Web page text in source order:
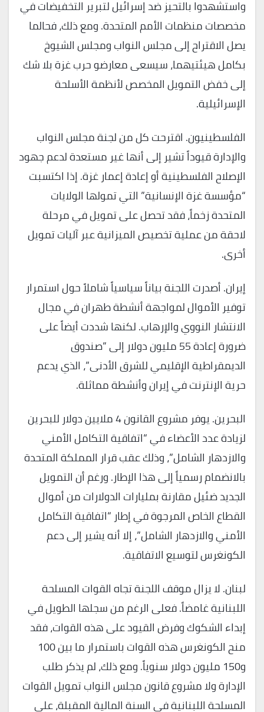
واستشهدوا بالتحيز ضد إسرائيل لتبرير التخفيضات في
مخصصات منظمات الأمم المتحدة. ومع ذلك، فحالما
يصل الاقتراح إلى مجلس النواب ومجلس الشيوخ
بكامل هيئتيهما، سيسعى معارضو حرب غزة بلا شك
إلى خفض التمويل المخصص لأنظمة الأسلحة
الإسرائيلية.
الفلسطينيون. اقترحت كل من لجنة مجلس النواب
والإدارة قيوداً تشير إلى أنها غير مستعدة لدعم جهود
الإصلاح الفلسطينية أو إعادة إعمار غزة. إذا اكتسبت
“مؤسسة غزة الإنسانية” التي تمولها الولايات
المتحدة زخماً، فقد تحصل على تمويل في مرحلة
لاحقة من عملية تخصيص الميزانية عبر آليات تمويل
أخرى.
إيران. أصدرت اللجنة بياناً سياسياً شاملاً حول استمرار
توفير الأموال لمواجهة أنشطة طهران في مجال
الانتشار النووي والإرهاب. لكنها شددت أيضاً على
ضرورة إعادة 55 مليون دولار إلى “صندوق
الديمقراطية الإقليمي للشرق الأدنى”، الذي يدعم
حرية الإنترنت في إيران وأنشطة مماثلة.
البحرين. يوفر مشروع القانون 4 ملايين دولار للبحرين
لزيادة عدد الأعضاء في “اتفاقية التكامل الأمني
والازدهار الشامل”، وذلك عقب قرار المملكة المتحدة
بالانضمام رسمياً إلى هذا الإطار. ورغم أن التمويل
الجديد ضئيل مقارنة بمليارات الدولارات من أموال
القطاع الخاص المرجوة في إطار “اتفاقية التكامل
الأمني والازدهار الشامل”، إلا أنه يشير إلى دعم
الكونغرس لتوسيع الاتفاقية.
لبنان. لا يزال موقف اللجنة تجاه القوات المسلحة
اللبنانية غامضاً. فعلى الرغم من سجلها الطويل في
إبداء الشكوك وفرض القيود على هذه القوات، فقد
منح الكونغرس هذه القوات باستمرار ما بين 100
و150 مليون دولار سنوياً. ومع ذلك، لم يذكر طلب
الإدارة ولا مشروع قانون مجلس النواب تمويل القوات
المسلحة اللبنانية في السنة المالية المقبلة، على